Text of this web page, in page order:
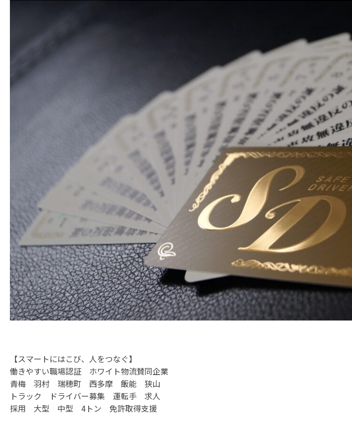
【スマートにはこび、人をつなぐ】
働きやすい職場認証 ホワイト物流賛同企業
青梅 羽村 瑞穂町 西多摩 飯能 狭山
トラック ドライバー募集 運転手 求人
採用 大型 中型 4トン 免許取得支援